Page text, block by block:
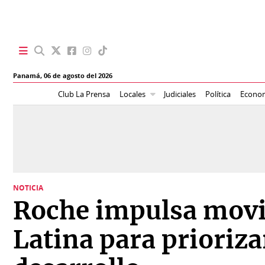
Panamá,06 de agosto del 2026
Club La Prensa Locales Judiciales Política
Política
Economía
Mundo
BBC
Vivir+
Opinión
NOTICIA
Roche impulsa
Latina para